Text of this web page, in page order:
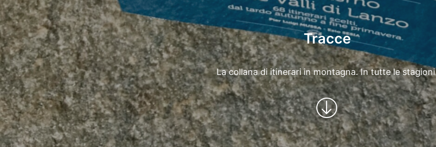
Tracce
La collana di itinerari in montagna. In tutte le